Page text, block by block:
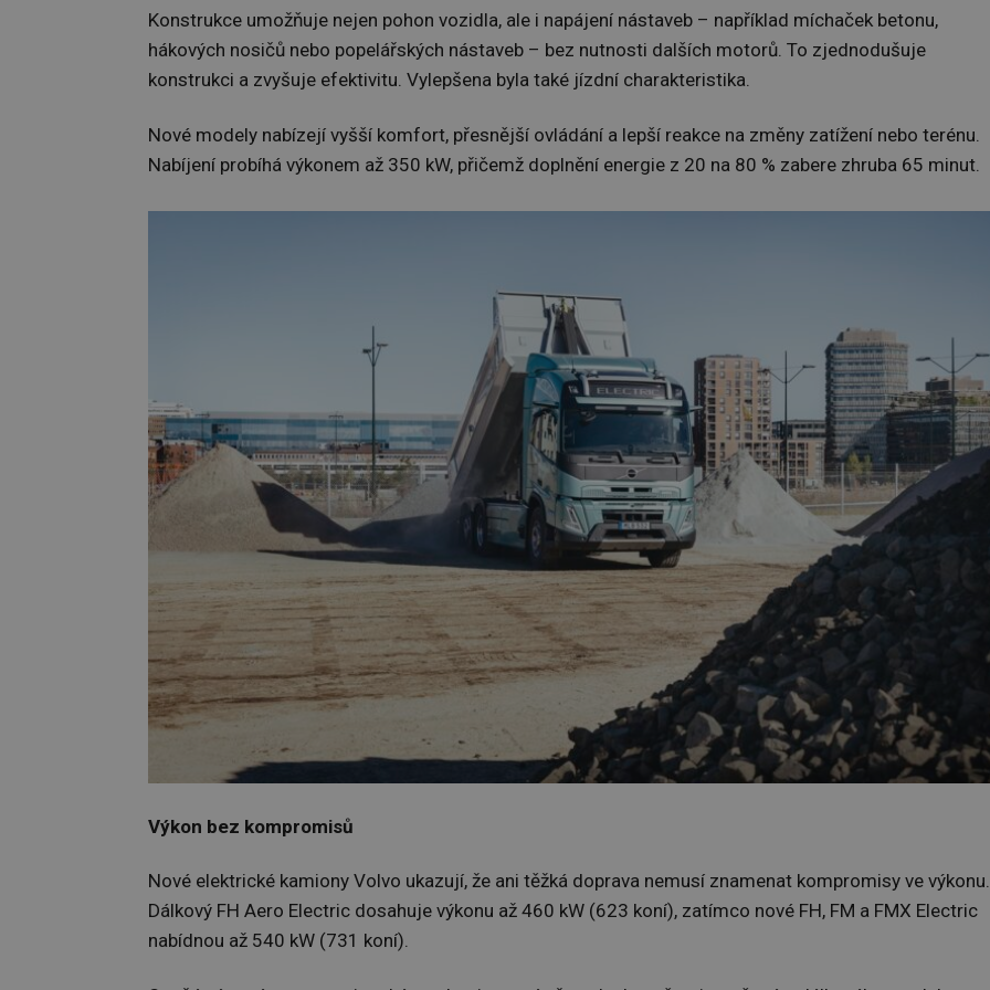
Konstrukce umožňuje nejen pohon vozidla, ale i napájení nástaveb – například míchaček betonu,
hákových nosičů nebo popelářských nástaveb – bez nutnosti dalších motorů. To zjednodušuje
konstrukci a zvyšuje efektivitu. Vylepšena byla také jízdní charakteristika.
Nové modely nabízejí vyšší komfort, přesnější ovládání a lepší reakce na změny zatížení nebo terénu.
Nabíjení probíhá výkonem až 350 kW, přičemž doplnění energie z 20 na 80 % zabere zhruba 65 minut.
Výkon bez kompromisů
Nové elektrické kamiony Volvo ukazují, že ani těžká doprava nemusí znamenat kompromisy ve výkonu.
Dálkový FH Aero Electric dosahuje výkonu až 460 kW (623 koní), zatímco nové FH, FM a FMX Electric
nabídnou až 540 kW (731 koní).